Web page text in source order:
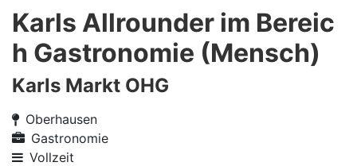
Karls Allrounder im Bereic
h Gastronomie (Mensch)
Karls Markt OHG
Oberhausen
Gastronomie
Vollzeit